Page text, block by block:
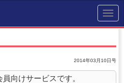
2014年03月10日号
向けサービスです。